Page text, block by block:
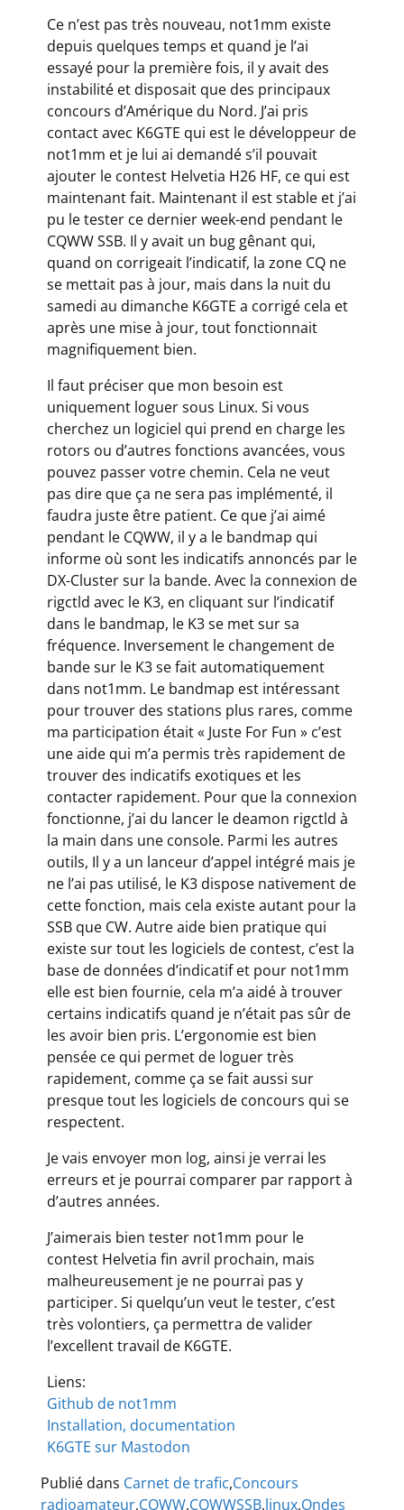
Ce n’est pas très nouveau, not1mm existe
depuis quelques temps et quand je l’ai
essayé pour la première fois, il y avait des
instabilité et disposait que des principaux
concours d’Amérique du Nord. J’ai pris
contact avec K6GTE qui est le développeur de
not1mm et je lui ai demandé s’il pouvait
ajouter le contest Helvetia H26 HF, ce qui est
maintenant fait. Maintenant il est stable et j’ai
pu le tester ce dernier week-end pendant le
CQWW SSB. Il y avait un bug gênant qui,
quand on corrigeait l’indicatif, la zone CQ ne
se mettait pas à jour, mais dans la nuit du
samedi au dimanche K6GTE a corrigé cela et
après une mise à jour, tout fonctionnait
magnifiquement bien.
Il faut préciser que mon besoin est
uniquement loguer sous Linux. Si vous
cherchez un logiciel qui prend en charge les
rotors ou d’autres fonctions avancées, vous
pouvez passer votre chemin. Cela ne veut
pas dire que ça ne sera pas implémenté, il
faudra juste être patient. Ce que j’ai aimé
pendant le CQWW, il y a le bandmap qui
informe où sont les indicatifs annoncés par le
DX-Cluster sur la bande. Avec la connexion de
rigctld avec le K3, en cliquant sur l’indicatif
dans le bandmap, le K3 se met sur sa
fréquence. Inversement le changement de
bande sur le K3 se fait automatiquement
dans not1mm. Le bandmap est intéressant
pour trouver des stations plus rares, comme
ma participation était « Juste For Fun » c’est
une aide qui m’a permis très rapidement de
trouver des indicatifs exotiques et les
contacter rapidement. Pour que la connexion
fonctionne, j’ai du lancer le deamon rigctld à
la main dans une console. Parmi les autres
outils, Il y a un lanceur d’appel intégré mais je
ne l’ai pas utilisé, le K3 dispose nativement de
cette fonction, mais cela existe autant pour la
SSB que CW. Autre aide bien pratique qui
existe sur tout les logiciels de contest, c’est la
base de données d’indicatif et pour not1mm
elle est bien fournie, cela m’a aidé à trouver
certains indicatifs quand je n’était pas sûr de
les avoir bien pris. L’ergonomie est bien
pensée ce qui permet de loguer très
rapidement, comme ça se fait aussi sur
presque tout les logiciels de concours qui se
respectent.
Je vais envoyer mon log, ainsi je verrai les
erreurs et je pourrai comparer par rapport à
d’autres années.
J’aimerais bien tester not1mm pour le
contest Helvetia fin avril prochain, mais
malheureusement je ne pourrai pas y
participer. Si quelqu’un veut le tester, c’est
très volontiers, ça permettra de valider
l’excellent travail de K6GTE.
Liens:
Github de not1mm
Installation, documentation
K6GTE sur Mastodon
Publié dans Carnet de trafic,Concours
radioamateur,CQWW,CQWWSSB,linux,Ondes